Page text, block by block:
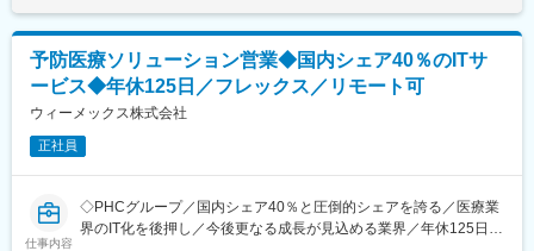
変更の範囲：会社の定める業務
【業務内容】
・既存顧客への提供戦略を設計する（先行提供・段階展開・対象
範囲・提供条件の定義）
・社内外の利害関係者（顧客・開発・セールス・サポート）との
合意形成
・利用開始ガイド・注意事項・説明資料など、現場定着に必要な
情報の整備・配信
・顧客フィードバックの収集・開発への還元・改善サイクルの実
行
・ハイタッチ／ロータッチを使い分けた顧客関係の維持・改善
予防医療ソリューション営業◆国内シェア40％のITサ
ービス◆年休125日／フレックス／リモート可
ウィーメックス株式会社
正社員
仕事内容
◇PHCグループ／国内シェア40％と圧倒的シェアを誇る／医療業
界のIT化を後押し／今後更なる成長が見込める業界／年休125日／